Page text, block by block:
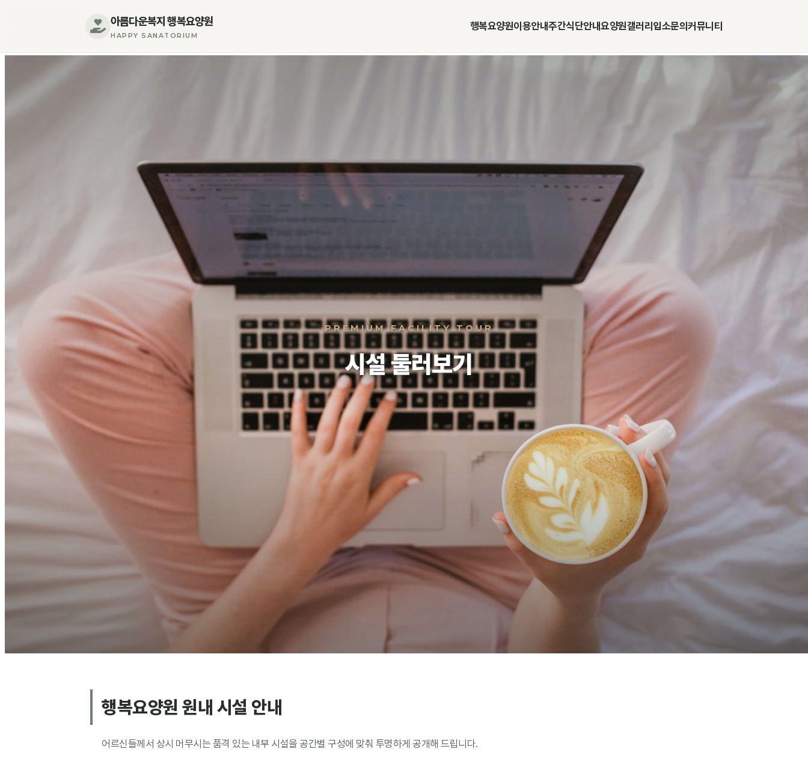
아름다운복지 행복요양원
아름다운복지 행복요양원
HAPPY SANATORIUM
행복요양원이용안내주간식단안내요양원갤러리 입소문의 커뮤니티
PREMIUM FACILITY TOUR
시설 둘러보기
행복요양원 원내 시설 안내
어르신들께서 상시 머무시는 품격 있는 내부 시설을 공간별 구성에 맞춰 투명하게 공개해 드립니다.